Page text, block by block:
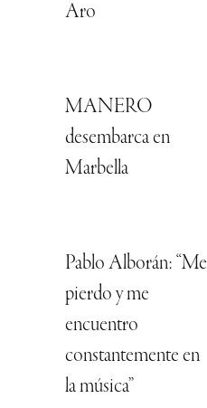
Aro
MANERO
desembarca en
Marbella
Pablo Alborán: “Me
pierdo y me
encuentro
constantemente en
la música”